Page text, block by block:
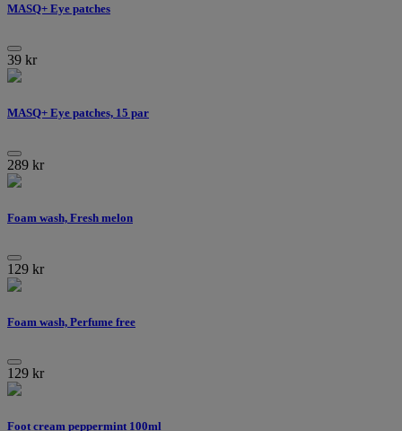
MASQ+ Eye patches
39 kr
MASQ+ Eye patches, 15 par
289 kr
Foam wash, Fresh melon
129 kr
Foam wash, Perfume free
129 kr
Foot cream peppermint 100ml